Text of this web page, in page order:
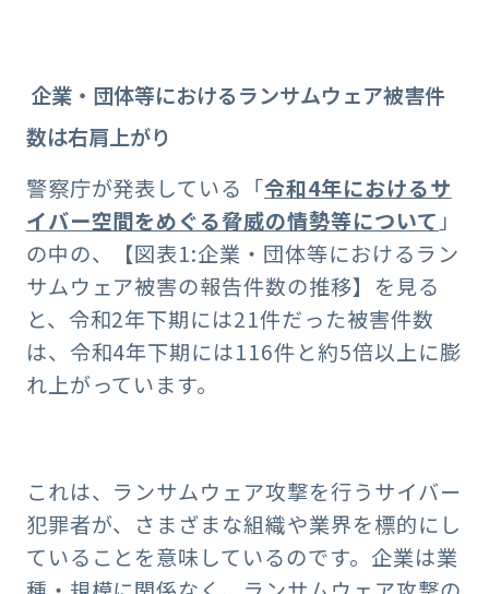
企業・団体等におけるランサムウェア被害件
数は右肩上がり
警察庁が発表している「令和4年におけるサ
イバー空間をめぐる脅威の情勢等について」
の中の、【図表1:企業・団体等におけるラン
サムウェア被害の報告件数の推移】を見る
と、令和2年下期には21件だった被害件数
は、令和4年下期には116件と約5倍以上に膨
れ上がっています。
これは、ランサムウェア攻撃を行うサイバー
犯罪者が、さまざまな組織や業界を標的にし
ていることを意味しているのです。企業は業